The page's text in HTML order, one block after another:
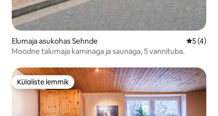
Elumaja asukohas Sehnde
5 (4)
Moodne talumaja kaminaga ja saunaga, 5 vannituba.
Külaliste lemmik
Külaliste lemmik